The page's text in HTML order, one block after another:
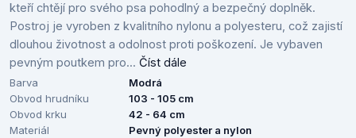
kteří chtějí pro svého psa pohodlný a bezpečný doplněk.
Postroj je vyroben z kvalitního nylonu a polyesteru, což zajistí
dlouhou životnost a odolnost proti poškození. Je vybaven
pevným poutkem pro... Číst dále
Barva
Modrá
Obvod hrudníku
103 - 105 cm
Obvod krku
42 - 64 cm
Materiál
Pevný polyester a nylon